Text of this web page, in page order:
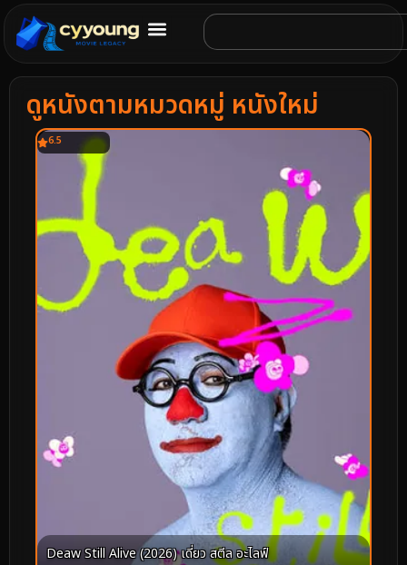
ดูหนังตามหมวดหมู่ หนังใหม่
6.5
Deaw Still Alive (2026) เดี่ยว สตีล อะไลฟ์